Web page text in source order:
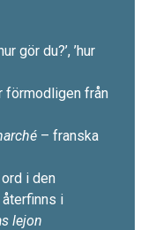
gör du?’, ’hur
förmodligen från
– franska
i den
i
lejon